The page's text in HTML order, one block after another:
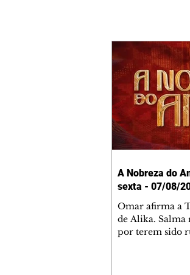
A Nobreza do
sexta - 07/08/
Omar afirma a
de Alika. Salma
por terem sido